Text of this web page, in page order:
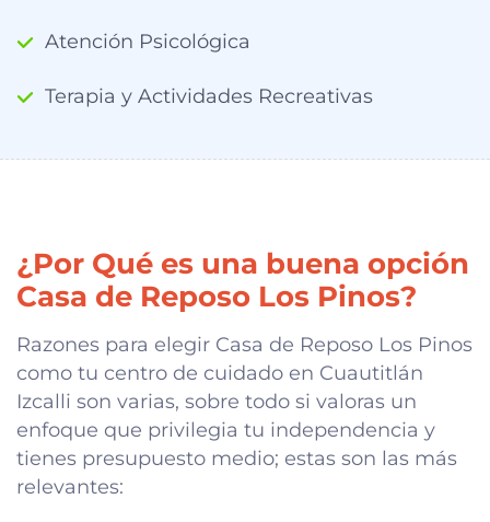
Atención Psicológica
Terapia y Actividades Recreativas
¿Por Qué es una buena opción
Casa de Reposo Los Pinos?
Razones para elegir Casa de Reposo Los Pinos
como tu centro de cuidado en Cuautitlán
Izcalli son varias, sobre todo si valoras un
enfoque que privilegia tu independencia y
tienes presupuesto medio; estas son las más
relevantes: